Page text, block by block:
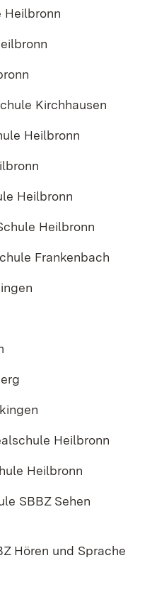
Heilbronn
Kirchhausen
Heilbronn
Heilbronn
Heilbronn
Frankenbach
Heilbronn
Heilbronn
SBBZ Sehen
Hören und Sprache